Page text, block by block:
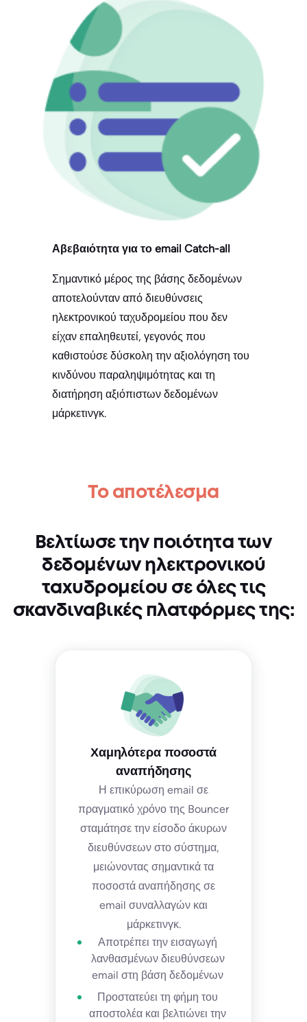
Αβεβαιότητα για το email Catch-all
Σημαντικό μέρος της βάσης δεδομένων
αποτελούνταν από διευθύνσεις
ηλεκτρονικού ταχυδρομείου που δεν
είχαν επαληθευτεί, γεγονός που
καθιστούσε δύσκολη την αξιολόγηση του
κινδύνου παραληψιμότητας και τη
διατήρηση αξιόπιστων δεδομένων
μάρκετινγκ.
Το αποτέλεσμα
Βελτίωσε την ποιότητα των
δεδομένων ηλεκτρονικού
ταχυδρομείου σε όλες τις
σκανδιναβικές πλατφόρμες της:
Χαμηλότερα ποσοστά
αναπήδησης
Η επικύρωση email σε
πραγματικό χρόνο της Bouncer
σταμάτησε την είσοδο άκυρων
διευθύνσεων στο σύστημα,
μειώνοντας σημαντικά τα
ποσοστά αναπήδησης σε
email συναλλαγών και
μάρκετινγκ.
Αποτρέπει την εισαγωγή
λανθασμένων διευθύνσεων
email στη βάση δεδομένων
Προστατεύει τη φήμη του
αποστολέα και βελτιώνει την